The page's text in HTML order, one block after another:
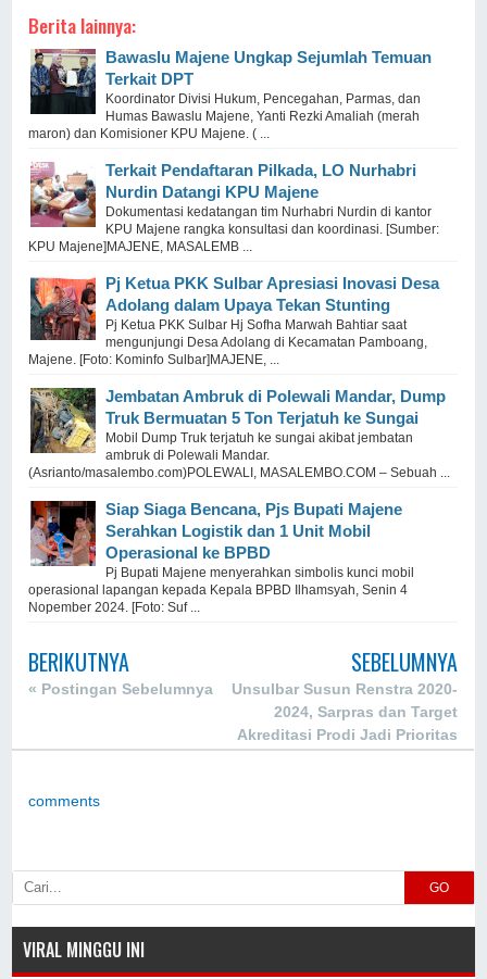
Berita lainnya:
Bawaslu Majene Ungkap Sejumlah Temuan
Terkait DPT
Koordinator Divisi Hukum, Pencegahan, Parmas, dan
Humas Bawaslu Majene, Yanti Rezki Amaliah (merah
maron) dan Komisioner KPU Majene. ( ...
Terkait Pendaftaran Pilkada, LO Nurhabri
Nurdin Datangi KPU Majene
Dokumentasi kedatangan tim Nurhabri Nurdin di kantor
KPU Majene rangka konsultasi dan koordinasi. [Sumber:
KPU Majene]MAJENE, MASALEMB ...
Pj Ketua PKK Sulbar Apresiasi Inovasi Desa
Adolang dalam Upaya Tekan Stunting
Pj Ketua PKK Sulbar Hj Sofha Marwah Bahtiar saat
mengunjungi Desa Adolang di Kecamatan Pamboang,
Majene. [Foto: Kominfo Sulbar]MAJENE, ...
Jembatan Ambruk di Polewali Mandar, Dump
Truk Bermuatan 5 Ton Terjatuh ke Sungai
Mobil Dump Truk terjatuh ke sungai akibat jembatan
ambruk di Polewali Mandar.
(Asrianto/masalembo.com)POLEWALI, MASALEMBO.COM – Sebuah ...
Siap Siaga Bencana, Pjs Bupati Majene
Serahkan Logistik dan 1 Unit Mobil
Operasional ke BPBD
Pj Bupati Majene menyerahkan simbolis kunci mobil
operasional lapangan kepada Kepala BPBD Ilhamsyah, Senin 4
Nopember 2024. [Foto: Suf ...
BERIKUTNYA
« Postingan Sebelumnya
SEBELUMNYA
Unsulbar Susun Renstra 2020-
2024, Sarpras dan Target
Akreditasi Prodi Jadi Prioritas
comments
GO
VIRAL MINGGU INI